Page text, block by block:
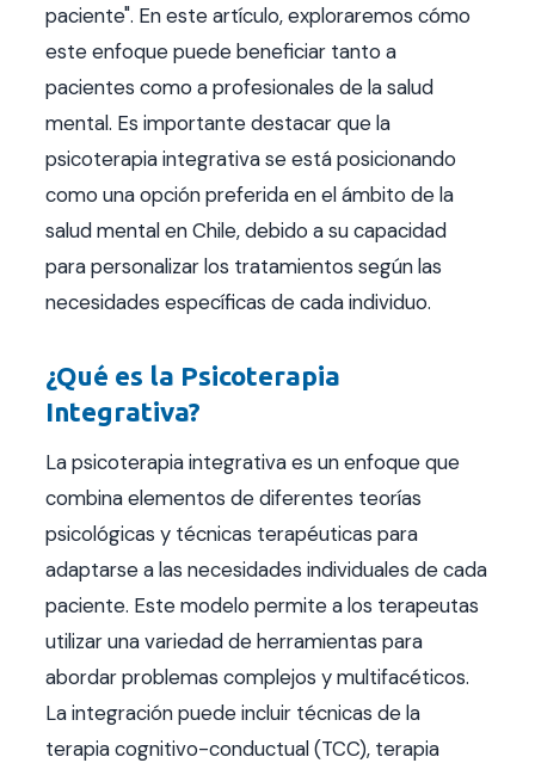
paciente". En este artículo, exploraremos cómo
este enfoque puede beneficiar tanto a
pacientes como a profesionales de la salud
mental. Es importante destacar que la
psicoterapia integrativa se está posicionando
como una opción preferida en el ámbito de la
salud mental en Chile, debido a su capacidad
para personalizar los tratamientos según las
necesidades específicas de cada individuo.
¿Qué es la Psicoterapia
Integrativa?
La psicoterapia integrativa es un enfoque que
combina elementos de diferentes teorías
psicológicas y técnicas terapéuticas para
adaptarse a las necesidades individuales de cada
paciente. Este modelo permite a los terapeutas
utilizar una variedad de herramientas para
abordar problemas complejos y multifacéticos.
La integración puede incluir técnicas de la
terapia cognitivo-conductual (TCC), terapia